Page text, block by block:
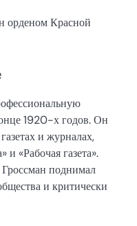
орденом Красной
1920-х годов. Он
и журналах,
и «Рабочая газета».
поднимал
и критически